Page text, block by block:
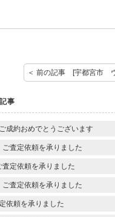
事
約おめでとうございます
査定依頼を承りました
定依頼を承りました
査定依頼を承りました
依頼を承りました